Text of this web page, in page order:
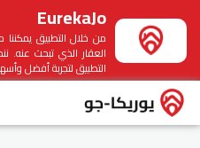
EurekaJo
من خلال التطبيق
العقار الذي تبحث عنه.
التطبيق لتجربة أفضل